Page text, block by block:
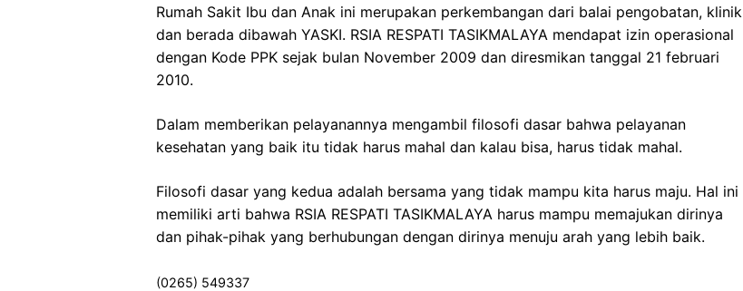
Rumah Sakit Ibu dan Anak ini merupakan perkembangan dari balai pengobatan, klinik
dan berada dibawah YASKI. RSIA RESPATI TASIKMALAYA mendapat izin operasional
dengan Kode PPK sejak bulan November 2009 dan diresmikan tanggal 21 februari
2010.
Dalam memberikan pelayanannya mengambil filosofi dasar bahwa pelayanan
kesehatan yang baik itu tidak harus mahal dan kalau bisa, harus tidak mahal.
Filosofi dasar yang kedua adalah bersama yang tidak mampu kita harus maju. Hal ini
memiliki arti bahwa RSIA RESPATI TASIKMALAYA harus mampu memajukan dirinya
dan pihak-pihak yang berhubungan dengan dirinya menuju arah yang lebih baik.
(0265) 549337